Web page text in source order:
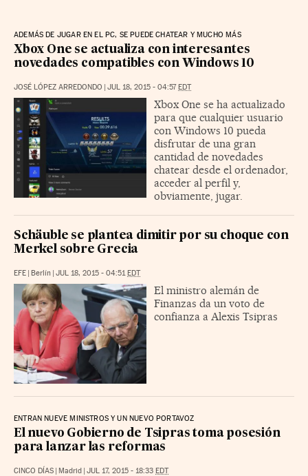
ADEMÁS DE JUGAR EN EL PC, SE PUEDE CHATEAR Y MUCHO MÁS
Xbox One se actualiza con interesantes
novedades compatibles con Windows 10
JOSÉ LÓPEZ ARREDONDO | JUL 18, 2015 - 04:57EDT
Xbox One se ha actualizado
para que cualquier usuario
con Windows 10 pueda
disfrutar de una gran
cantidad de novedades
chatear desde el ordenador,
acceder al perfil y,
obviamente, jugar.
Schäuble se plantea dimitir por su choque con
Merkel sobre Grecia
EFE | Berlín | JUL 18, 2015 - 04:51 EDT
El ministro alemán de
Finanzas da un voto de
confianza a Alexis Tsipras
ENTRAN NUEVE MINISTROS Y UN NUEVO PORTAVOZ
El nuevo Gobierno de Tsipras toma posesión
para lanzar las reformas
CINCO DÍAS | Madrid | JUL 17, 2015 - 18:33 EDT